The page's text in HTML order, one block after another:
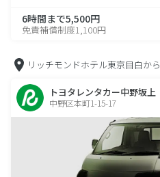
6時間まで5,500円
免責補償制度1,100円
リッチモンドホテル東京目白から
トヨタレンタカー中野坂上
中野区本町1-15-17